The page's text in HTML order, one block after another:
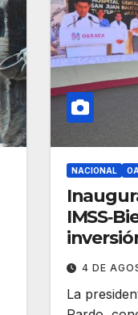
NACIONAL
a más
4 DE
La